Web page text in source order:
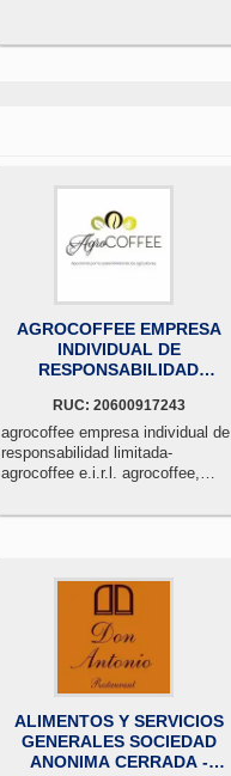
AGROCOFFEE EMPRESA
INDIVIDUAL DE
RESPONSABILIDAD
E.I.R.L.
RUC: 20600917243
agrocoffee empresa individual de
responsabilidad limitada-
agrocoffee e.i.r.l. agrocoffee,
de los agricultores.
ALIMENTOS Y SERVICIOS
GENERALES SOCIEDAD
ANONIMA CERRADA -